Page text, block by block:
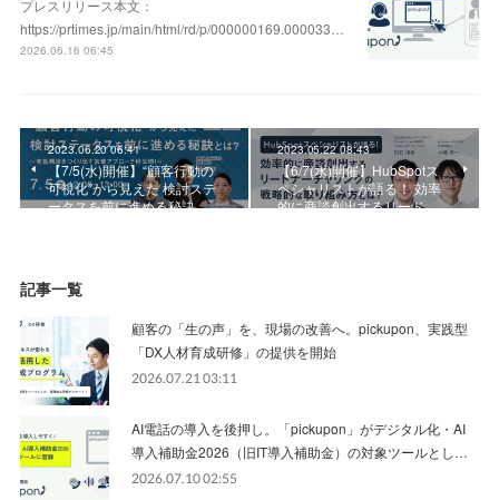
プレスリリース本文：
https://prtimes.jp/main/html/rd/p/000000169.000033…
2026.06.16 06:45
2023.06.20 06:41
【7/5(水)開催】“顧客行動の
可視化”から見えた 検討ステ
ータスを前に進める秘訣…
2023.05.22 08:43
【6/7(水)開催】HubSpotス
ペシャリストが語る！ 効率
的に商談創出するリード…
記事一覧
顧客の「生の声」を、現場の改善へ。pickupon、実践型
「DX人材育成研修」の提供を開始
2026.07.21 03:11
AI電話の導入を後押し。「pickupon」がデジタル化・AI
導入補助金2026（旧IT導入補助金）の対象ツールとし…
2026.07.10 02:55